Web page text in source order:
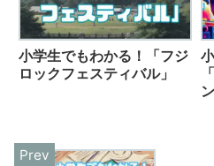
小学生でもわかる！「フジ
ロックフェスティバル」